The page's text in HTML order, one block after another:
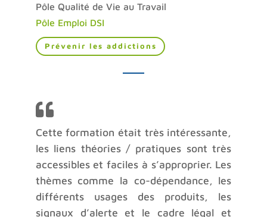
Pôle Qualité de Vie au Travail
Pôle Emploi DSI
Prévenir les addictions
Cette formation était très intéressante,
les liens théories / pratiques sont très
accessibles et faciles à s’approprier. Les
thèmes comme la co-dépendance, les
différents usages des produits, les
signaux d’alerte et le cadre légal et